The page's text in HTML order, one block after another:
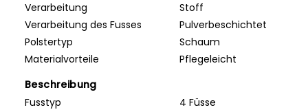
Verarbeitung
Stoff
Verarbeitung des Fusses
Pulverbeschichtet
Polstertyp
Schaum
Materialvorteile
Pflegeleicht
Beschreibung
Fusstyp
4 Füsse